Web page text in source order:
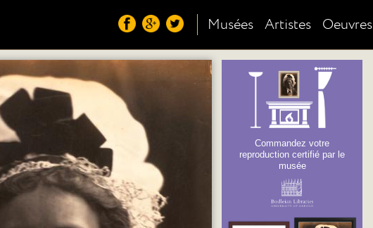
Musées Artistes Oeuvres
Commandez votre
reproduction certifié par le
musée